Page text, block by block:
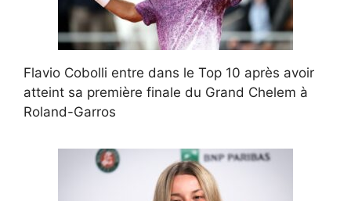
Flavio Cobolli entre dans le Top 10 après avoir
atteint sa première finale du Grand Chelem à
Roland-Garros